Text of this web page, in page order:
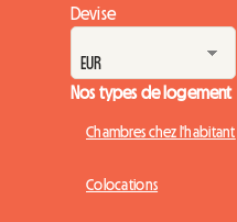
Devise
Nos types de logement
Chambres chez l'habitant
Colocations